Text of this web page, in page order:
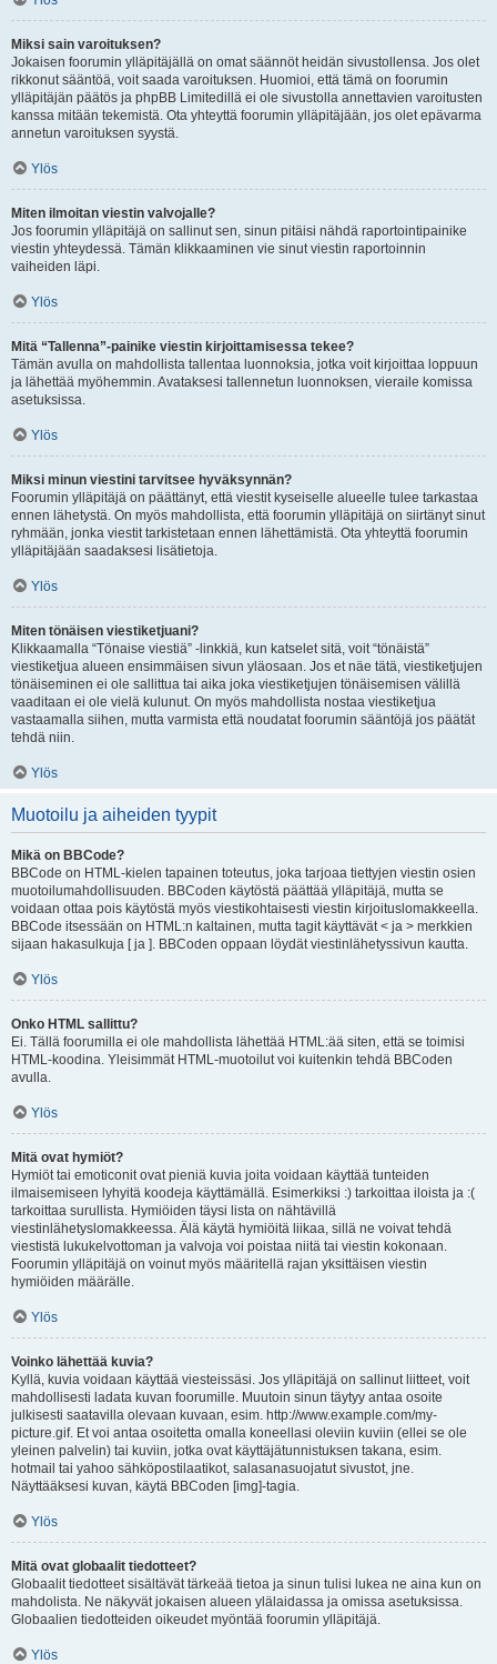
Miksi sain varoituksen?
Jokaisen foorumin ylläpitäjällä on omat säännöt heidän sivustollensa. Jos olet
rikkonut sääntöä, voit saada varoituksen. Huomioi, että tämä on foorumin
ylläpitäjän päätös ja phpBB Limitedillä ei ole sivustolla annettavien varoitusten
kanssa mitään tekemistä. Ota yhteyttä foorumin ylläpitäjään, jos olet epävarma
annetun varoituksen syystä.
Ylös
Miten ilmoitan viestin valvojalle?
Jos foorumin ylläpitäjä on sallinut sen, sinun pitäisi nähdä raportointipainike
viestin yhteydessä. Tämän klikkaaminen vie sinut viestin raportoinnin
vaiheiden läpi.
Ylös
Mitä “Tallenna”-painike viestin kirjoittamisessa tekee?
Tämän avulla on mahdollista tallentaa luonnoksia, jotka voit kirjoittaa loppuun
ja lähettää myöhemmin. Avataksesi tallennetun luonnoksen, vieraile komissa
asetuksissa.
Ylös
Miksi minun viestini tarvitsee hyväksynnän?
Foorumin ylläpitäjä on päättänyt, että viestit kyseiselle alueelle tulee tarkastaa
ennen lähetystä. On myös mahdollista, että foorumin ylläpitäjä on siirtänyt sinut
ryhmään, jonka viestit tarkistetaan ennen lähettämistä. Ota yhteyttä foorumin
ylläpitäjään saadaksesi lisätietoja.
Ylös
Miten tönäisen viestiketjuani?
Klikkaamalla “Tönaise viestiä” -linkkiä, kun katselet sitä, voit “tönäistä”
viestiketjua alueen ensimmäisen sivun yläosaan. Jos et näe tätä, viestiketjujen
tönäiseminen ei ole sallittua tai aika joka viestiketjujen tönäisemisen välillä
vaaditaan ei ole vielä kulunut. On myös mahdollista nostaa viestiketjua
vastaamalla siihen, mutta varmista että noudatat foorumin sääntöjä jos päätät
tehdä niin.
Ylös
Muotoilu ja aiheiden tyypit
Mikä on BBCode?
BBCode on HTML-kielen tapainen toteutus, joka tarjoaa tiettyjen viestin osien
muotoilumahdollisuuden. BBCoden käytöstä päättää ylläpitäjä, mutta se
voidaan ottaa pois käytöstä myös viestikohtaisesti viestin kirjoituslomakkeella.
BBCode itsessään on HTML:n kaltainen, mutta tagit käyttävät < ja > merkkien
sijaan hakasulkuja [ ja ]. BBCoden oppaan löydät viestinlähetyssivun kautta.
Ylös
Onko HTML sallittu?
Ei. Tällä foorumilla ei ole mahdollista lähettää HTML:ää siten, että se toimisi
HTML-koodina. Yleisimmät HTML-muotoilut voi kuitenkin tehdä BBCoden
avulla.
Ylös
Mitä ovat hymiöt?
Hymiöt tai emoticonit ovat pieniä kuvia joita voidaan käyttää tunteiden
ilmaisemiseen lyhyitä koodeja käyttämällä. Esimerkiksi :) tarkoittaa iloista ja :(
tarkoittaa surullista. Hymiöiden täysi lista on nähtävillä
viestinlähetyslomakkeessa. Älä käytä hymiöitä liikaa, sillä ne voivat tehdä
viestistä lukukelvottoman ja valvoja voi poistaa niitä tai viestin kokonaan.
Foorumin ylläpitäjä on voinut myös määritellä rajan yksittäisen viestin
hymiöiden määrälle.
Ylös
Voinko lähettää kuvia?
Kyllä, kuvia voidaan käyttää viesteissäsi. Jos ylläpitäjä on sallinut liitteet, voit
mahdollisesti ladata kuvan foorumille. Muutoin sinun täytyy antaa osoite
julkisesti saatavilla olevaan kuvaan, esim. http://www.example.com/my-
picture.gif. Et voi antaa osoitetta omalla koneellasi oleviin kuviin (ellei se ole
yleinen palvelin) tai kuviin, jotka ovat käyttäjätunnistuksen takana, esim.
hotmail tai yahoo sähköpostilaatikot, salasanasuojatut sivustot, jne.
Näyttääksesi kuvan, käytä BBCoden [img]-tagia.
Ylös
Mitä ovat globaalit tiedotteet?
Globaalit tiedotteet sisältävät tärkeää tietoa ja sinun tulisi lukea ne aina kun on
mahdolista. Ne näkyvät jokaisen alueen ylälaidassa ja omissa asetuksissa.
Globaalien tiedotteiden oikeudet myöntää foorumin ylläpitäjä.
Ylös